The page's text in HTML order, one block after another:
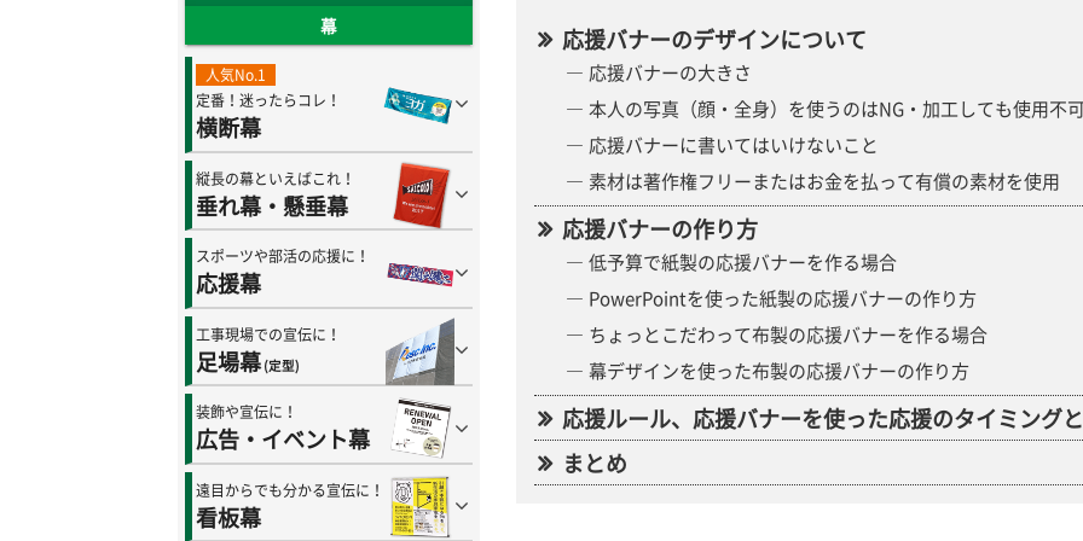
幕
人気No.1
定番！迷ったらコレ！
横断幕
縦長の幕といえばこれ！
垂れ幕・懸垂幕
スポーツや部活の応援に！
応援幕
工事現場での宣伝に！
足場幕(定型)
装飾や宣伝に！
広告・イベント幕
遠目からでも分かる宣伝に！
看板幕
応援バナーのデザインについて
応援バナーの大きさ
本人の写真（顔・全身）を使うのはNG・加工しても使用不
応援バナーに書いてはいけないこと
素材は著作権フリーまたはお金を払って有償の素材を使用
応援バナーの作り方
低予算で紙製の応援バナーを作る場合
PowerPointを使った紙製の応援バナーの作り方
ちょっとこだわって布製の応援バナーを作る場合
幕デザインを使った布製の応援バナーの作り方
応援ルール、応援バナーを使った応援のタイミング
まとめ